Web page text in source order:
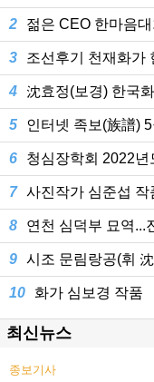
2 젊은 CEO 한마음
3 조선후기 천재화가
4 沈효정(보경) 한국
5 인터넷 족보(族譜)
6 청심장학회 2022년
7 사진작가 심준섭 작
8 연천 심덕부 묘역
9 시조 문림랑공(휘
10 화가 심보경 작품
최신뉴스
종보기사